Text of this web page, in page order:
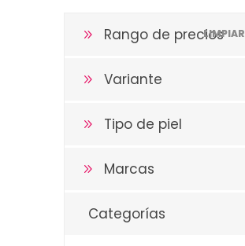
Rango de precios
Variante
Tipo de piel
Marcas
Categorías